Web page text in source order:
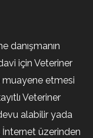
danışmanın
için Veteriner
muayene etmesi
Veteriner
alabilir yada
üzerinden